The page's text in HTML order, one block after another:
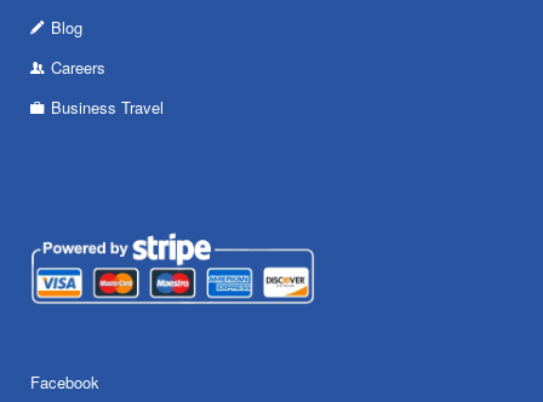
Blog
Careers
Business Travel
Facebook